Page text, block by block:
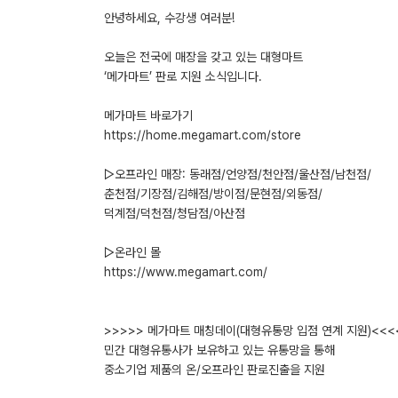
안녕하세요, 수강생 여러분!
오늘은 전국에 매장을 갖고 있는 대형마트
‘메가마트’ 판로 지원 소식입니다.
메가마트 바로가기
https://home.megamart.com/store
▷오프라인 매장: 동래점/언양점/천안점/울산점/남천점/
춘천점/기장점/김해점/방이점/문현점/외동점/
덕계점/덕천점/청담점/아산점
▷온라인 몰
https://www.megamart.com/
>>>>> 메가마트 매칭데이(대형유통망 입점 연계 지원
민간 대형유통사가 보유하고 있는 유통망을 통해
중소기업 제품의 온/오프라인 판로진출을 지원